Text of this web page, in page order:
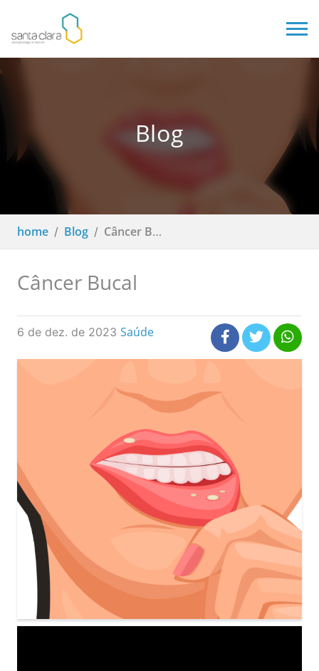
Blog
home Blog Câncer Bucal
Câncer Bucal
6 de dez. de 2023 Saúde